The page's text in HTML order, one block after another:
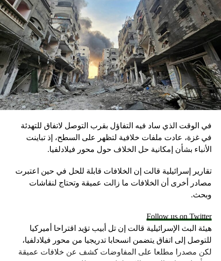
في الوقت الذي ساد فيه التفاؤل بقرب التوصل لاتفاق للتهدئة
في غزة، عادت ملفات خلافية لتظهر على السطح، إذ تباينت
الأنباء بشأن إمكانية حل الخلاف حول محور فيلادلفيا.
تقارير إسرائيلية قالت إن الخلافات قابلة للحل في حين اعتبرت
مصادر أخرى أن الخلافات ما زالت عميقة وتحتاج لنقاشات
وبحث.
Follow us on Twitter
هيئة البث الإسرائيلية قالت إن تل أبيب تؤيد اقتراحا أميركيا
للتوصل إلى اتفاق يتضمن انسحابا تدريجيا من محور فيلادلفيا،
لكن مصدرا مطلعا على المفاوضات كشف عن خلافات عميقة